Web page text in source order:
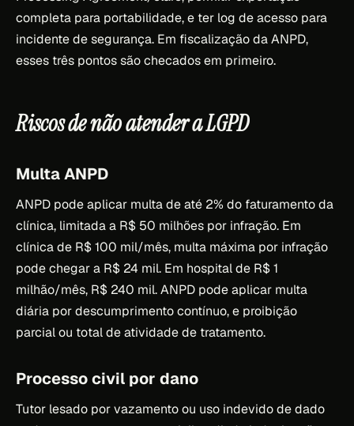
completa para portabilidade, e ter log de acesso para
incidente de segurança. Em fiscalização da ANPD,
esses três pontos são checados em primeiro.
Riscos de não atender a LGPD
Multa ANPD
ANPD pode aplicar multa de até 2% do faturamento da
clínica, limitada a R$ 50 milhões por infração. Em
clínica de R$ 100 mil/mês, multa máxima por infração
pode chegar a R$ 24 mil. Em hospital de R$ 1
milhão/mês, R$ 240 mil. ANPD pode aplicar multa
diária por descumprimento contínuo, e proibição
parcial ou total de atividade de tratamento.
Processo civil por dano
Tutor lesado por vazamento ou uso indevido de dado